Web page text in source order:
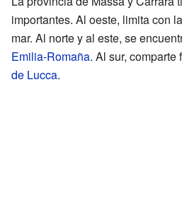
importantes. Al oeste, limita con
mar. Al norte y al este, se
Emilia-Romaña. Al sur, comparte
de Lucca.